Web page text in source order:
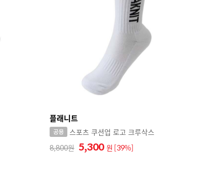
플래니트
스포츠 쿠션업 로고 크루삭스
8,800
5,300 원 [39%]